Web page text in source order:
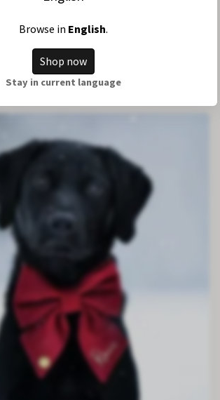
Browse in English.
Shop now
Stay in current language